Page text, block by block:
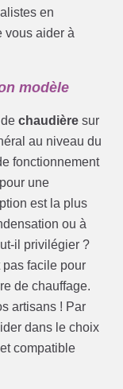
en
vous aider à
modèle
dechaudière sur
au niveau du
fonctionnement
une
est la plus
ou à
il privilégier ?
pas facile pour
de chauffage.
artisans ! Par
dans le choix
compatible